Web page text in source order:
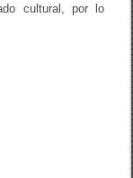
cultural, por lo